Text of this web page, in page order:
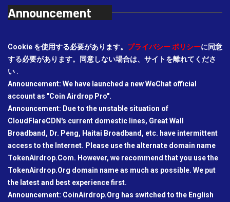
Announcement
Cookie を使用する必要があります。 プライバシー ポリシーに同意
する必要があります。同意しない場合は、サイトを離れてくださ
い .
Announcement: We have launched a new WeChat official
account as "Coin Airdrop Pro".
Announcement: Due to the unstable situation of
CloudFlareCDN's current domestic lines, Great Wall
Broadband, Dr. Peng, Haitai Broadband, etc. have intermittent
access to the Internet. Please use the alternate domain name
TokenAirdrop.Com. However, we recommend that you use the
TokenAirdrop.Org domain name as much as possible. We put
the latest and best experience first.
Announcement: CoinAirdrop.Org has switched to the English